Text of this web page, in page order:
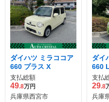
ダイハツ ミラココア
660 プラス X
支払総額
49.8万円
兵庫県西宮市
ダイ
660 L
支払
29.8
兵庫